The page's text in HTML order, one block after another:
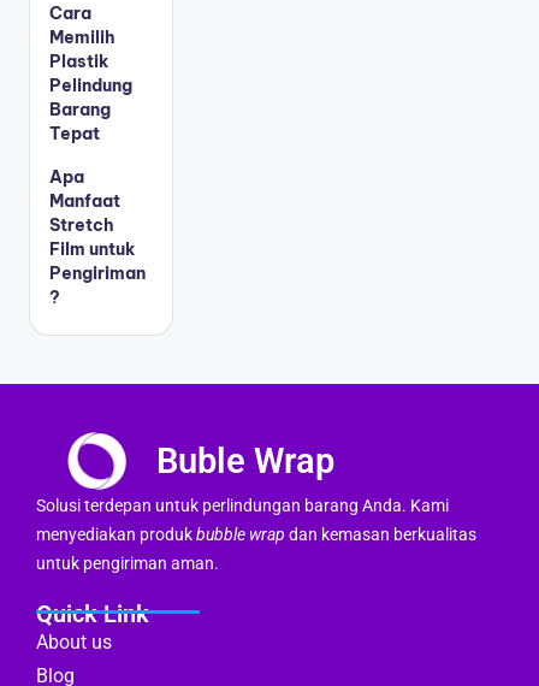
Cara
Memilih
Plastik
Pelindung
Barang
Tepat
Apa
Manfaat
Stretch
Film untuk
Pengiriman
?
Buble Wrap
Solusi terdepan untuk perlindungan barang Anda. Kami
menyediakan produkbubble wrap dan kemasan berkualitas
untuk pengiriman aman.
Quick Link
About us
Blog